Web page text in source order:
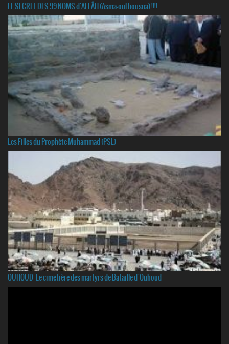
LE SECRET DES 99 NOMS d'ALLÂH (Asma-oul housna) !!!!
Les Filles du Prophète Muhammad (PSL)
OUHOUD: Le cimetière des martyrs de Bataille d`Ouhoud